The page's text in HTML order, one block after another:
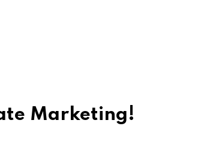
Marketing!